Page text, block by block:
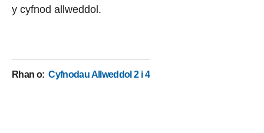
y cyfnod allweddol.
Rhan o:Cyfnodau Allweddol 2 i 4